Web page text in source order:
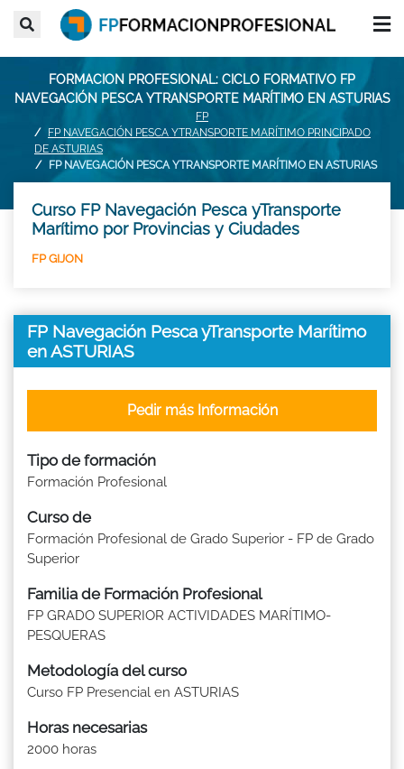
FORMACION PROFESIONAL: CICLO FORMATIVO FP
NAVEGACIÓN PESCA YTRANSPORTE MARÍTIMO EN ASTURIAS
FP
FP NAVEGACIÓN PESCA YTRANSPORTE MARÍTIMO PRINCIPADO
DE ASTURIAS
FP NAVEGACIÓN PESCA YTRANSPORTE MARÍTIMO EN ASTURIAS
Curso FP Navegación Pesca yTransporte
Marítimo por Provincias y Ciudades
FP GIJON
FP Navegación Pesca yTransporte Marítimo
en ASTURIAS
Tipo de formación
Formación Profesional
Curso de
Formación Profesional de Grado Superior - FP de Grado
Superior
Familia de Formación Profesional
FP GRADO SUPERIOR ACTIVIDADES MARÍTIMO-
PESQUERAS
Metodología del curso
Curso FP Presencial en ASTURIAS
Horas necesarias
2000 horas
Pedir más Información